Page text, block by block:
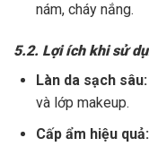
nám, cháy nắng.
5.2. Lợi ích khi sử
Làn da sạch sâu:
và lớp makeup.
Cấp ẩm hiệu quả: